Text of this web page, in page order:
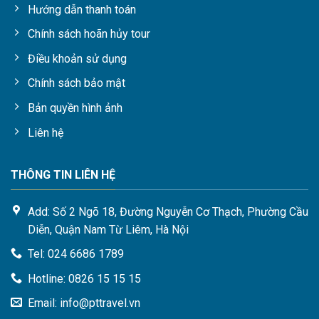
lễ hội hoa nổi tiếng tại Hàn Quốc vào mùa xuân có thể kể đến
như: Lễ hội hoa Gurye Sansuyu, Lễ hội Jinhae Gunhangje,
xuân Yeouido và Lễ hội hoa cải vàng Jeju.
Du lịch Hàn Quốc mùa hè
Mùa hè của Hàn Quốc bắt đầu từ tháng 6 và kéo dài đến hết
Hướng dẫn thanh toán
Chính sách hoãn hủy tour
Điều khoản sử dụng
Chính sách bảo mật
Bản quyền hình ảnh
Liên hệ
THÔNG TIN LIÊN HỆ
Add: Số 2 Ngõ 18, Đường Nguyễn Cơ Thạch, Phường Cầu
Diễn, Quận Nam Từ Liêm, Hà Nội
Tel: 024 6686 1789
Hotline: 0826 15 15 15
Email: info@pttravel.vn